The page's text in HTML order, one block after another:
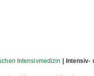
Intensivmedizin |